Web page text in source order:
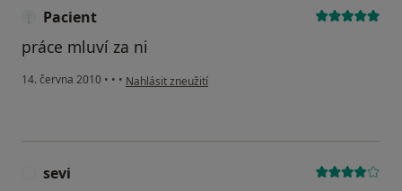
Pacient
práce mluví za ni
14. června 2010 • • • podle názoru uživatele Pacient
Nahlásit zneužití
sevi